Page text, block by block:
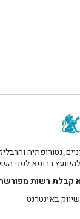
נטורופתיה
ברופא לפני
קבלת רשות
באינטרנט